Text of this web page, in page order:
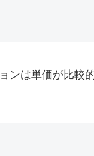
は単価が比較的